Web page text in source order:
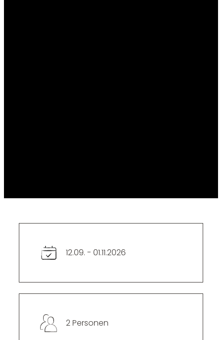
----
----
12.09. - 01.11.2026
2 Personen